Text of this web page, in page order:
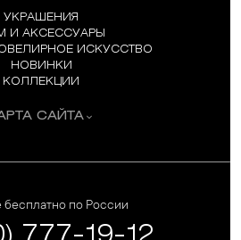
УКРАШЕНИЯ
И АКСЕССУАРЫ
ИСКУССТВО
НОВИНКИ
КОЛЛЕКЦИИ
САЙТА
бесплатно по России